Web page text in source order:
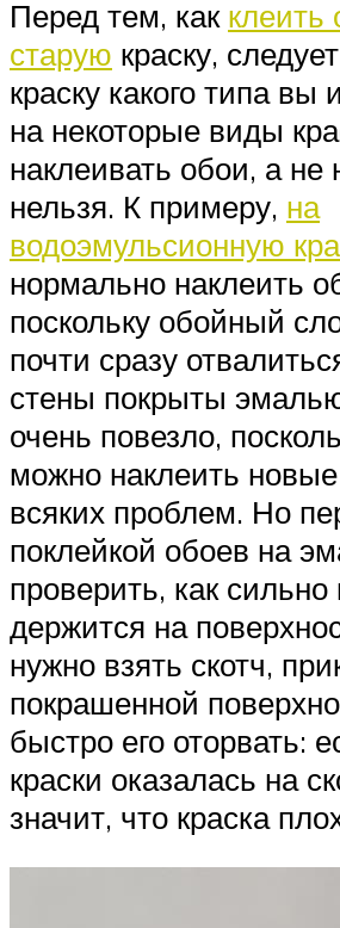
Перед тем, как клеить
старую краску,
краску какого типа вы
на некоторые виды
наклеивать обои, а не
нельзя. К примеру, на
водоэмульсионную
нормально наклеить
поскольку обойный
почти сразу
стены покрыты
очень повезло,
можно наклеить
всяких проблем. Но
поклейкой обоев на
проверить, как сильно
держится на
нужно взять скотч,
покрашенной
быстро его оторвать:
краски оказалась на
значит, что краска